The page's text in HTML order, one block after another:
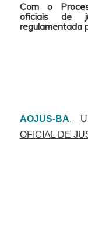
Com o
oficiais de
regulamentada
AOJUS-BA,
OFICIAL DE